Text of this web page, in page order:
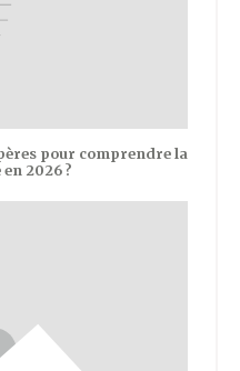
pour comprendre la
2026 ?